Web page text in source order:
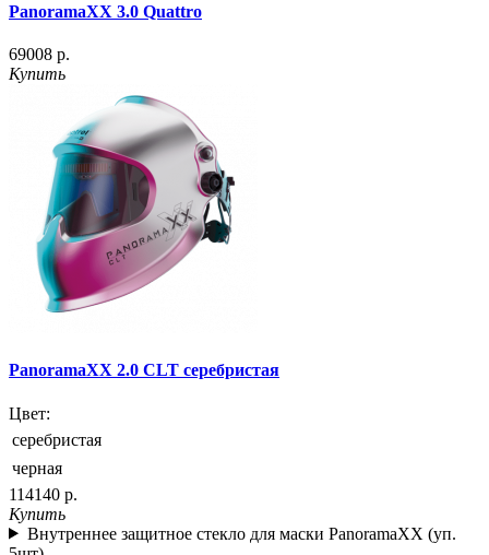
PanoramaXX 3.0 Quattro
69008 р.
Купить
PanoramaXX 2.0 CLT серебристая
Цвет:
серебристая
черная
114140 р.
Купить
Внутреннее защитное стекло для маски PanoramaXX (уп.